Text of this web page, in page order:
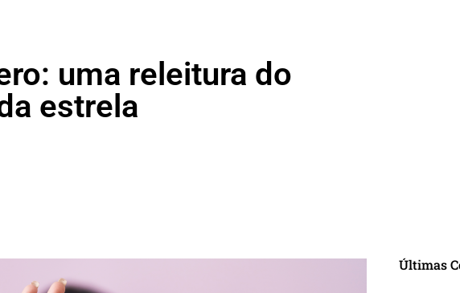
uma releitura do
estrela
Últimas